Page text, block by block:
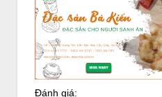
Đánh giá: